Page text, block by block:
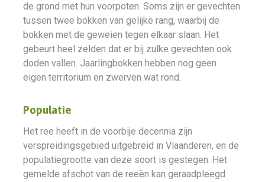
de grond met hun voorpoten. Soms zijn er gevechten
tussen twee bokken van gelijke rang, waarbij de
bokken met de geweien tegen elkaar slaan. Het
gebeurt heel zelden dat er bij zulke gevechten ook
doden vallen. Jaarlingbokken hebben nog geen
eigen territorium en zwerven wat rond.
Populatie
Het ree heeft in de voorbije decennia zijn
verspreidingsgebied uitgebreid in Vlaanderen, en de
populatiegrootte van deze soort is gestegen. Het
gemelde afschot van de reeën kan geraadpleegd